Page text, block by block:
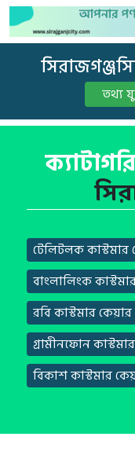
তথ্য
টেলিটলক কাস্টমার
বাংলালিংক
রবি কাস্টমার
গ্রামীনফোন
বিকাশ কাস্টমার